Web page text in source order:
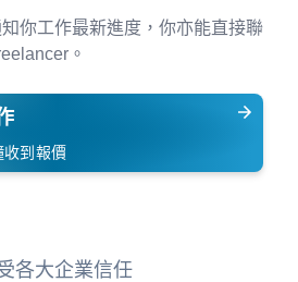
你工作最新進度，你亦能直接聯
。
到報價
各大企業信任